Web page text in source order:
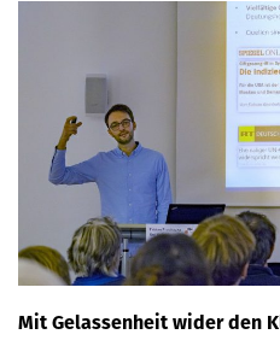
Mit Gelassenheit wider den